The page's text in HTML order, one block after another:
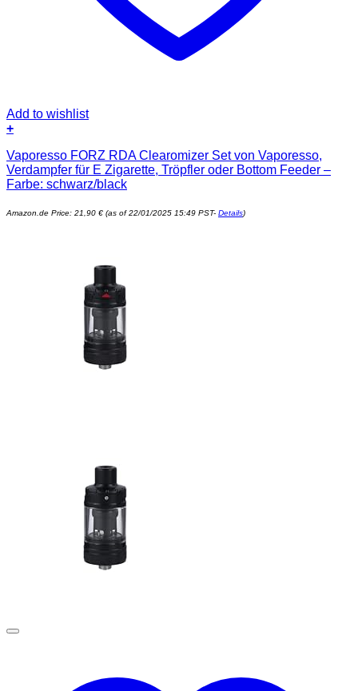
Add to wishlist
+
Vaporesso FORZ RDA Clearomizer Set von Vaporesso,
Verdampfer für E Zigarette, Tröpfler oder Bottom Feeder –
Farbe: schwarz/black
Amazon.de Price: 21,90 € (as of 22/01/2025 15:49 PST- Details)